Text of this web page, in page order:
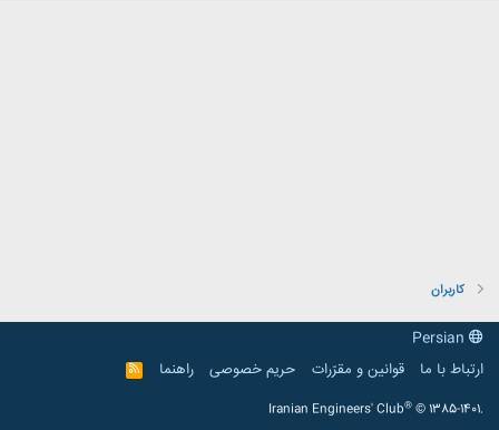
کاربران
ارتباط با ما
قوانین و مقرّرات حریم خصوصی راهنما
R
S
Iranian Engineers' Club® © 1385-1401.